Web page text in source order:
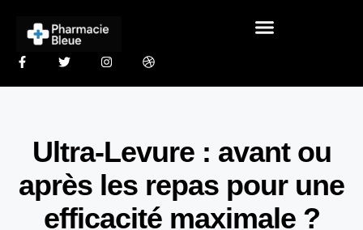
Ultra-Levure : avant ou
après les repas pour une
efficacité maximale ?